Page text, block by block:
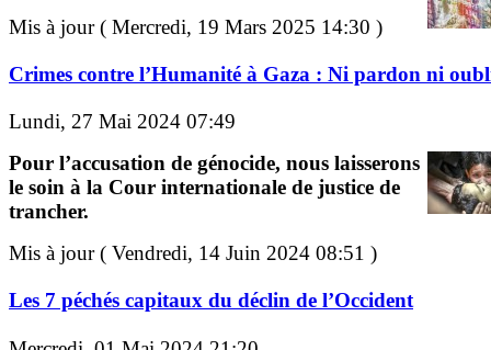
Mis à jour ( Mercredi, 19 Mars 2025 14:30 )
Crimes contre l’Humanité à Gaza : Ni pardon ni
Lundi, 27 Mai 2024 07:49
Pour l’accusation de génocide, nous laisserons
le soin à la Cour internationale de justice de
trancher.
Mis à jour ( Vendredi, 14 Juin 2024 08:51 )
Les 7 péchés capitaux du déclin de l’Occident